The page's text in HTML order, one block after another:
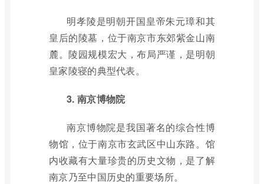
明孝陵是明朝开国皇帝朱元璋和其
皇后的陵墓，位于南京市东郊紫金山南
麓。陵园规模宏大，布局严谨，是明朝
皇家陵寝的典型代表。
3. 南京博物院
南京博物院是我国著名的综合性博
物馆，位于南京市玄武区中山东路。馆
内收藏有大量珍贵的历史文物，是了解
南京乃至中国历史的重要场所。